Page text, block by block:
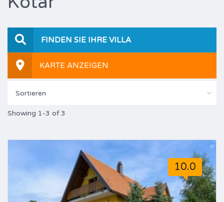
FINDEN SIE IHRE VILLA
KARTE ANZEIGEN
Sortieren
Showing 1-3 of 3
10.0